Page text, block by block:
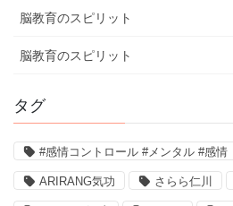
脳教育のスピリット
脳教育のスピリット
タグ
#感情コントロール #メンタル #感情
ARIRANG気功 さらら仁川